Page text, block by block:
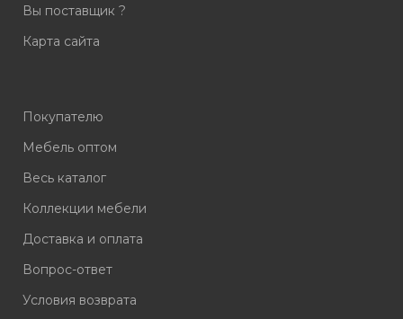
Вы поставщик ?
Карта сайта
Покупателю
Мебель оптом
Весь каталог
Коллекции мебели
Доставка и оплата
Вопрос-ответ
Условия возврата